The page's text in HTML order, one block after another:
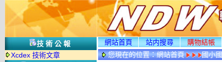
技術公報
Xcdex 技術文章
網站首頁 站内搜尋
購物結帳
您現在的位置：網站首頁 國小